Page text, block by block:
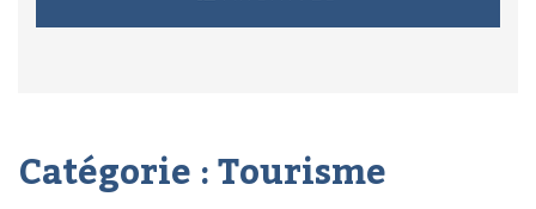
Catégorie :Tourisme